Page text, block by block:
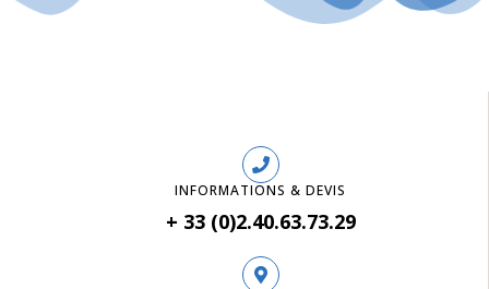
INFORMATIONS & DEVIS
+ 33 (0)2.40.63.73.29